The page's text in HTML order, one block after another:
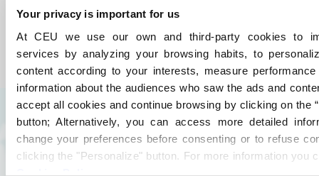
Your privacy is important for us
At CEU we use our own and third-party cookies to
services by analyzing your browsing habits, to
content according to your interests, measure
information about the audiences who saw the ads and
accept all cookies and continue browsing by clicking on the
button; Alternatively, you can access more detailed
change your preferences before consenting or to refuse
clicking the "Personalize" button. For more information you
En caso de duda, contacta directamente con
nuestra secretaría.